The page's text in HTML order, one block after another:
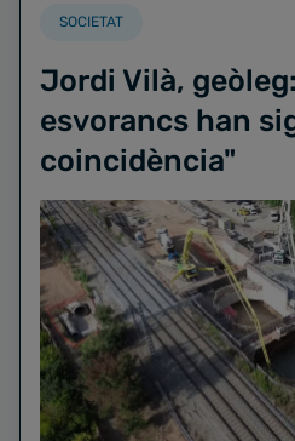
SOCIETAT
Jordi Vilà,
esvorancs han
coincidència"